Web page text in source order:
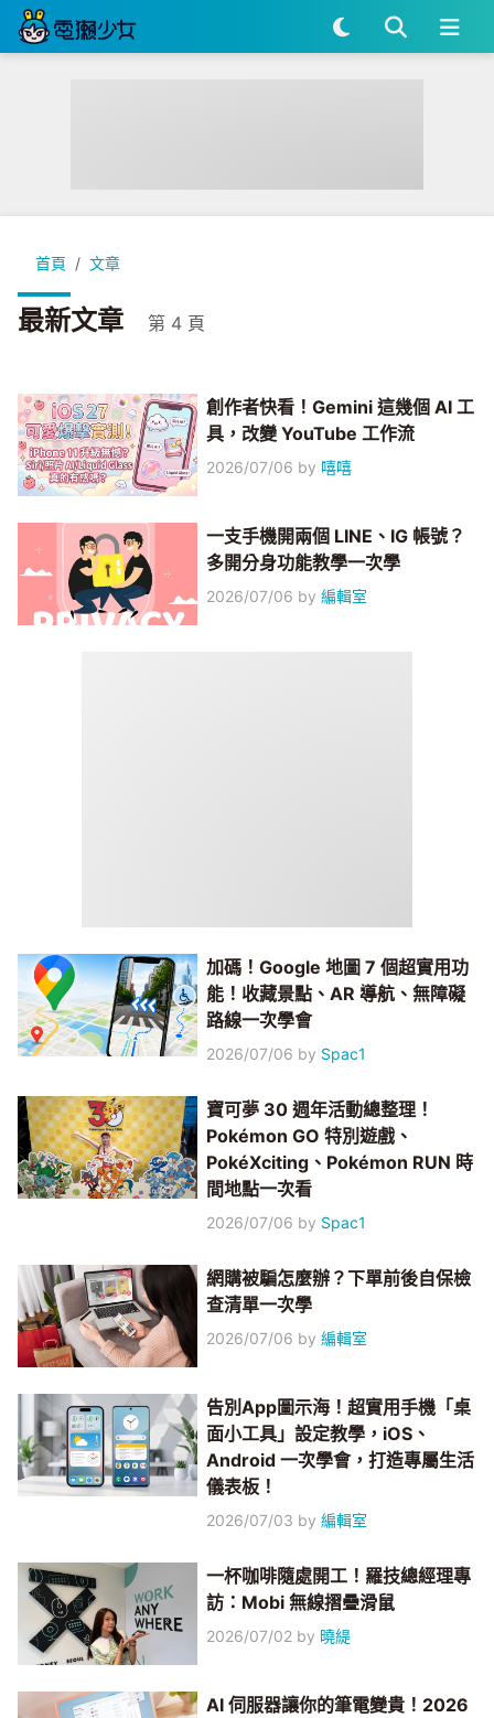
首頁 文章
最新文章 第 4 頁
創作者快看！Gemini 這幾個 AI 工
具，改變 YouTube 工作流
2026/07/06 by 嘻嘻
一支手機開兩個 LINE、IG 帳號？
多開分身功能教學一次學
2026/07/06 by編輯室
加碼！Google 地圖 7 個超實用功
能！收藏景點、AR 導航、無障礙
路線一次學會
2026/07/06 by Spac1
寶可夢 30 週年活動總整理！
Pokémon GO 特別遊戲、
PokéXciting、Pokémon RUN 時
間地點一次看
2026/07/06 by Spac1
網購被騙怎麼辦？下單前後自保檢
查清單一次學
2026/07/06 by編輯室
告別App圖示海！超實用手機「桌
面小工具」設定教學，iOS、
Android 一次學會，打造專屬生活
儀表板！
2026/07/03 by編輯室
一杯咖啡隨處開工！羅技總經理專
訪：Mobi 無線摺疊滑鼠
2026/07/02 by 曉緹
AI 伺服器讓你的筆電變貴！2026